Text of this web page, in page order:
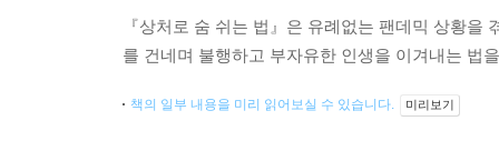
『상처로 숨 쉬는 법』은 유례없는 팬데믹 상황
를 건네며 불행하고 부자유한 인생을 이겨내는 법
책의 일부 내용을 미리 읽어보실 수 있습니다. 미리보기